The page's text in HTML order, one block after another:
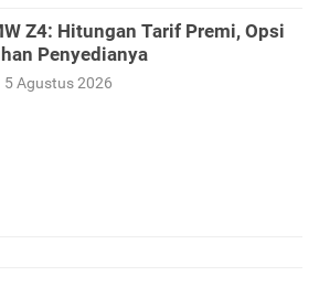
Z4: Hitungan Tarif Premi, Opsi
Penyedianya
5 Agustus 2026